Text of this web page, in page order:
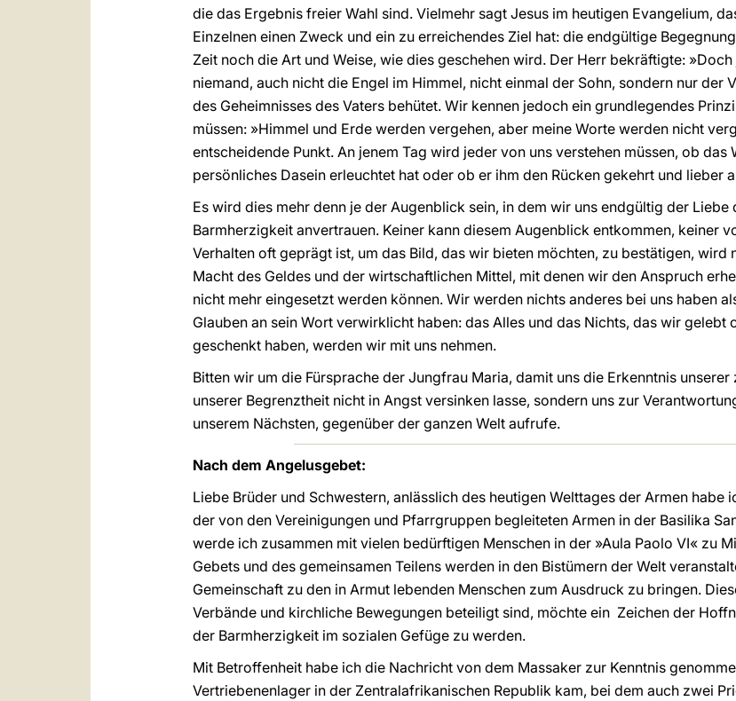
die das Ergebnis freier Wahl sind. Vielmehr sagt Jesus im heutigen Evangelium,
Einzelnen einen Zweck und ein zu erreichendes Ziel hat: die endgültige
Zeit noch die Art und Weise, wie dies geschehen wird. Der Herr bekräftigte:
niemand, auch nicht die Engel im Himmel, nicht einmal der Sohn, sondern nur der
des Geheimnisses des Vaters behütet. Wir kennen jedoch ein grundlegendes
müssen: »Himmel und Erde werden vergehen, aber meine Worte werden nicht
entscheidende Punkt. An jenem Tag wird jeder von uns verstehen müssen, ob das
persönliches Dasein erleuchtet hat oder ob er ihm den Rücken gekehrt und lieber
Es wird dies mehr denn je der Augenblick sein, in dem wir uns endgültig der Liebe
Barmherzigkeit anvertrauen. Keiner kann diesem Augenblick entkommen, keiner
Verhalten oft geprägt ist, um das Bild, das wir bieten möchten, zu bestätigen,
Macht des Geldes und der wirtschaftlichen Mittel, mit denen wir den Anspruch
nicht mehr eingesetzt werden können. Wir werden nichts anderes bei uns haben
Glauben an sein Wort verwirklicht haben: das Alles und das Nichts, das wir
geschenkt haben, werden wir mit uns nehmen.
Bitten wir um die Fürsprache der Jungfrau Maria, damit uns die Erkenntnis
unserer Begrenztheit nicht in Angst versinken lasse, sondern uns zur
unserem Nächsten, gegenüber der ganzen Welt aufrufe.
Nach dem Angelusgebet:
Liebe Brüder und Schwestern, anlässlich des heutigen Welttages der Armen habe
der von den Vereinigungen und Pfarrgruppen begleiteten Armen in der Basilika
werde ich zusammen mit vielen bedürftigen Menschen in der »Aula Paolo VI« zu
Gebets und des gemeinsamen Teilens werden in den Bistümern der Welt
Gemeinschaft zu den in Armut lebenden Menschen zum Ausdruck zu bringen.
Verbände und kirchliche Bewegungen beteiligt sind, möchte ein Zeichen der
der Barmherzigkeit im sozialen Gefüge zu werden.
Mit Betroffenheit habe ich die Nachricht von dem Massaker zur Kenntnis
Vertriebenenlager in der Zentralafrikanischen Republik kam, bei dem auch zwei